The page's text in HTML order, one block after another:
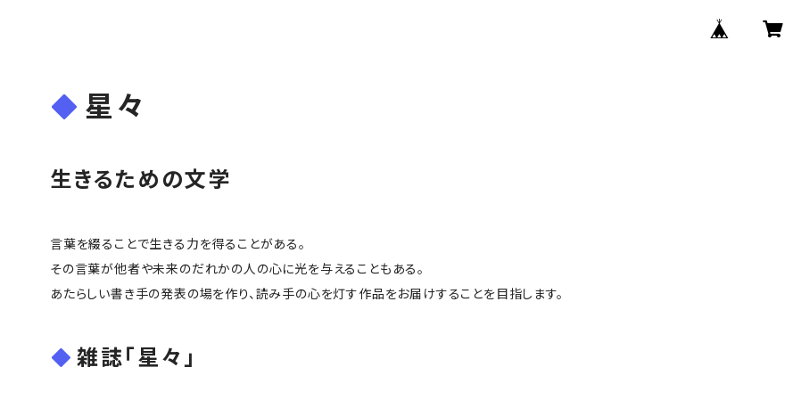
星々
生きるための文学
言葉を綴ることで生きる力を得ることがある。
その言葉が他者や未来のだれかの人の心に光を与えることもある。
あたらしい書き手の発表の場を作り、読み手の心を灯す作品をお届けすることを目指します。
雑誌「星々」